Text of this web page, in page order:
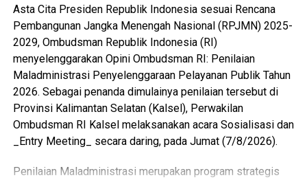
Asta Cita Presiden Republik Indonesia sesuai Rencana
Pembangunan Jangka Menengah Nasional (RPJMN) 2025-
2029, Ombudsman Republik Indonesia (RI)
menyelenggarakan Opini Ombudsman RI: Penilaian
Maladministrasi Penyelenggaraan Pelayanan Publik Tahun
2026. Sebagai penanda dimulainya penilaian tersebut di
Provinsi Kalimantan Selatan (Kalsel), Perwakilan
Ombudsman RI Kalsel melaksanakan acara Sosialisasi dan
_Entry Meeting_ secara daring, pada Jumat (7/8/2026).
Penilaian Maladministrasi merupakan program strategis